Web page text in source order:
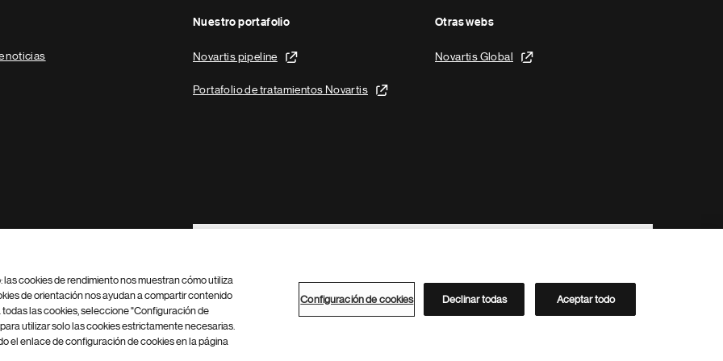
noticias
Nuestro portafolio
Novartis pipeline
Portafolio de tratamientos Novartis
Otras webs
Novartis Global
Footer Site Search
Configuración de cookies Mapa del sitio
Directorio de Novartis
cookies de rendimiento nos muestran cómo utiliza
de orientación nos ayudan a compartir contenido
las cookies, seleccione "Configuración de
utilizar solo las cookies estrictamente necesarias.
el enlace de configuración de cookies en la página
Configuración de cookies Declinar todas Aceptar todo